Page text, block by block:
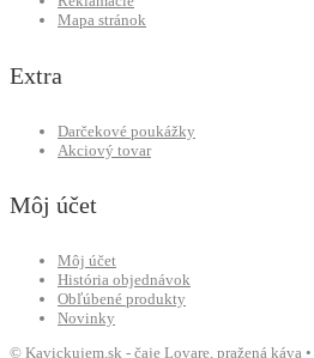
Mapa stránok
Extra
Darčekové poukážky
Akciový tovar
Môj účet
Môj účet
História objednávok
Obľúbené produkty
Novinky
© Kavickujem.sk - čaje Lovare, pražená káva •